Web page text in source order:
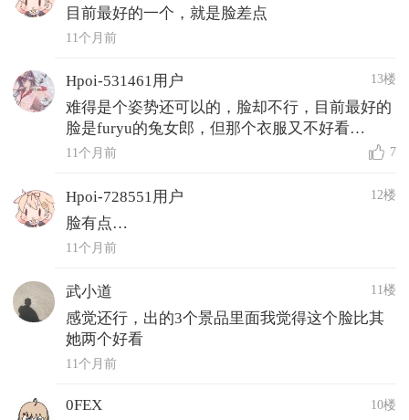
目前最好的一个，就是脸差点
11个月前
Hpoi-531461用户 13楼
难得是个姿势还可以的，脸却不行，目前最好的
脸是furyu的兔女郎，但那个衣服又不好看…
11个月前 7
Hpoi-728551用户 12楼
脸有点…
11个月前
武小道 11楼
感觉还行，出的3个景品里面我觉得这个脸比其
她两个好看
11个月前
0FEX 10楼